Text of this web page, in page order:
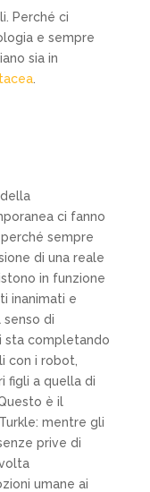
Perché ci
e sempre
sia in
.
ci fanno
sempre
di una reale
in funzione
inanimati e
di
sta completando
con i robot,
figli a quella di
è il
mentre gli
prive di
umane ai